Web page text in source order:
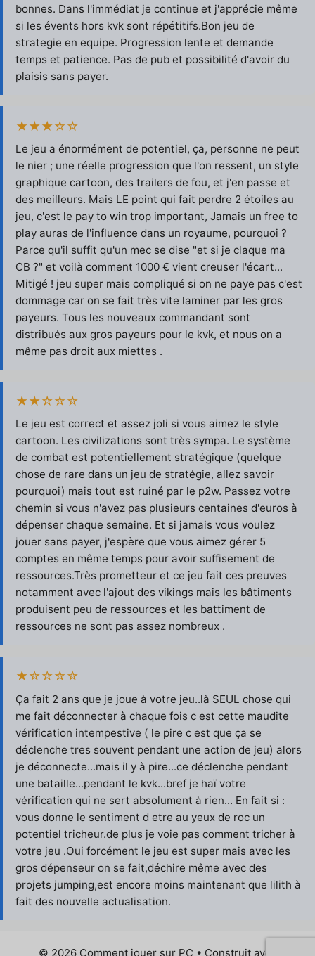
bonnes. Dans l'immédiat je continue et j'apprécie même
si les évents hors kvk sont répétitifs.Bon jeu de
strategie en equipe. Progression lente et demande
temps et patience. Pas de pub et possibilité d'avoir du
plaisis sans payer.
★★★☆☆
Le jeu a énormément de potentiel, ça, personne ne peut
le nier ; une réelle progression que l'on ressent, un style
graphique cartoon, des trailers de fou, et j'en passe et
des meilleurs. Mais LE point qui fait perdre 2 étoiles au
jeu, c'est le pay to win trop important, Jamais un free to
play auras de l'influence dans un royaume, pourquoi ?
Parce qu'il suffit qu'un mec se dise "et si je claque ma
CB ?" et voilà comment 1000 € vient creuser l'écart...
Mitigé ! jeu super mais compliqué si on ne paye pas c'est
dommage car on se fait très vite laminer par les gros
payeurs. Tous les nouveaux commandant sont
distribués aux gros payeurs pour le kvk, et nous on a
même pas droit aux miettes .
★★☆☆☆
Le jeu est correct et assez joli si vous aimez le style
cartoon. Les civilizations sont très sympa. Le système
de combat est potentiellement stratégique (quelque
chose de rare dans un jeu de stratégie, allez savoir
pourquoi) mais tout est ruiné par le p2w. Passez votre
chemin si vous n'avez pas plusieurs centaines d'euros à
dépenser chaque semaine. Et si jamais vous voulez
jouer sans payer, j'espère que vous aimez gérer 5
comptes en même temps pour avoir suffisement de
ressources.Très prometteur et ce jeu fait ces preuves
notamment avec l'ajout des vikings mais les bâtiments
produisent peu de ressources et les battiment de
ressources ne sont pas assez nombreux .
★☆☆☆☆
Ça fait 2 ans que je joue à votre jeu..là SEUL chose qui
me fait déconnecter à chaque fois c est cette maudite
vérification intempestive ( le pire c est que ça se
déclenche tres souvent pendant une action de jeu) alors
je déconnecte...mais il y à pire...ce déclenche pendant
une bataille...pendant le kvk...bref je haï votre
vérification qui ne sert absolument à rien... En fait si :
vous donne le sentiment d etre au yeux de roc un
potentiel tricheur.de plus je voie pas comment tricher à
votre jeu .Oui forcément le jeu est super mais avec les
gros dépenseur on se fait,déchire même avec des
projets jumping,est encore moins maintenant que lilith à
fait des nouvelle actualisation.
© 2026 Comment jouer sur PC • Construit avec